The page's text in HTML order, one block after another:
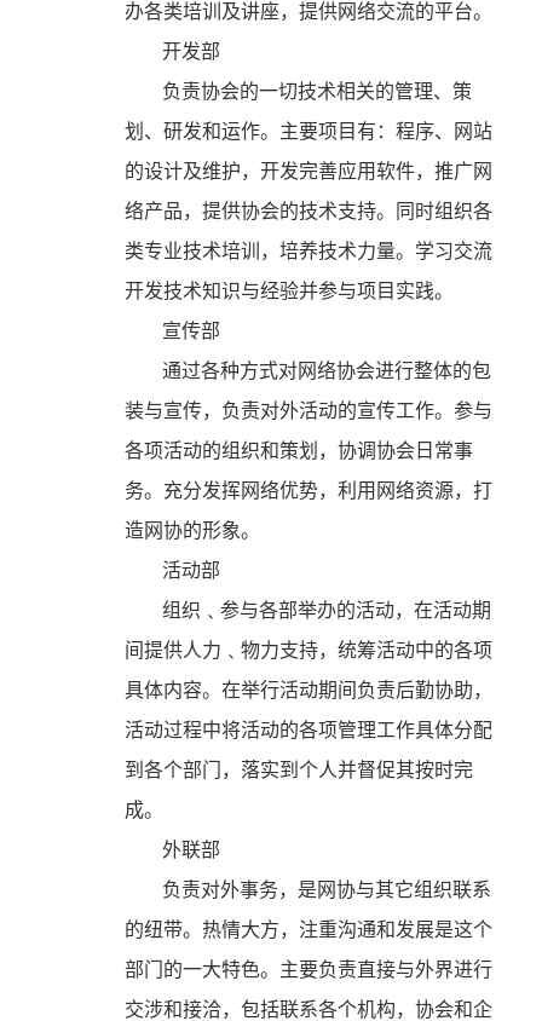
办各类培训及讲座，提供网络交流的平台。
开发部
负责协会的一切技术相关的管理、策
划、研发和运作。主要项目有：程序、网站
的设计及维护，开发完善应用软件，推广网
络产品，提供协会的技术支持。同时组织各
类专业技术培训，培养技术力量。学习交流
开发技术知识与经验并参与项目实践。
宣传部
通过各种方式对网络协会进行整体的包
装与宣传，负责对外活动的宣传工作。参与
各项活动的组织和策划，协调协会日常事
务。充分发挥网络优势，利用网络资源，打
造网协的形象。
活动部
组织﹑参与各部举办的活动，在活动期
间提供人力﹑物力支持，统筹活动中的各项
具体内容。在举行活动期间负责后勤协助，
活动过程中将活动的各项管理工作具体分配
到各个部门，落实到个人并督促其按时完
成。
外联部
负责对外事务，是网协与其它组织联系
的纽带。热情大方，注重沟通和发展是这个
部门的一大特色。主要负责直接与外界进行
交涉和接洽，包括联系各个机构，协会和企